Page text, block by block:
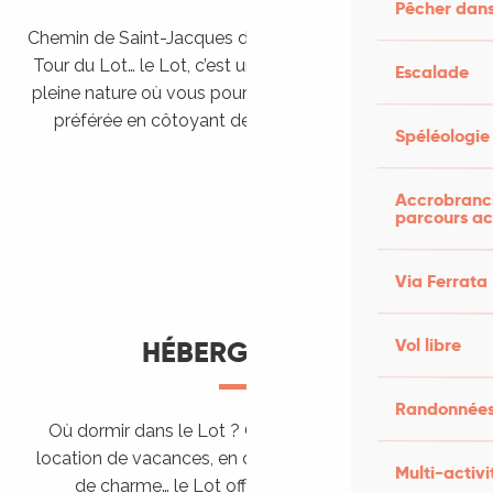
Pêcher
Escalade
Spéléologie
parcours
Via Ferrata
Vol libre
Multi-
Chemin de Saint-Jacques de Compostelle, Véloroutes,
Tour du Lot… le Lot, c’est une véritable destination de
pleine nature où vous pourrez pratiquer votre activité
préférée en côtoyant des paysages grandioses.
HÉBERGEMENTS
Où dormir dans le Lot ? Chez l’habitant, dans une
location de vacances, en camping, ou dans un hôtel
de charme… le Lot offre des hébergements